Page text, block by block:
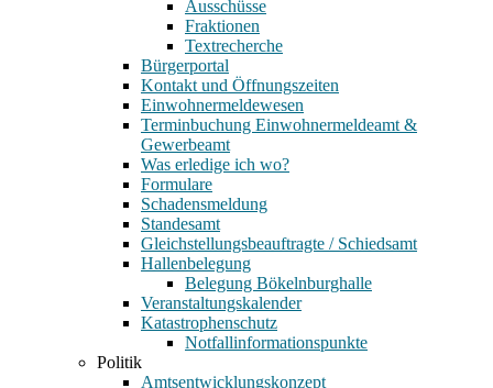
Ausschüsse
Fraktionen
Textrecherche
Bürgerportal
Kontakt und Öffnungszeiten
Einwohnermeldewesen
Terminbuchung Einwohnermeldeamt &
Gewerbeamt
Was erledige ich wo?
Formulare
Schadensmeldung
Standesamt
Gleichstellungsbeauftragte / Schiedsamt
Hallenbelegung
Belegung Bökelnburghalle
Veranstaltungskalender
Katastrophenschutz
Notfallinformationspunkte
Politik
Amtsentwicklungskonzept